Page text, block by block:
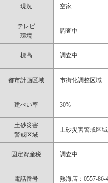
現況 空家
テレビ
環境
調査中
標高 調査中
都市計画区域 市街化調整区域
建ぺい率 30%
土砂災害
警戒区域
土砂災害警戒区
固定資産税 調査中
電話番号 熱海店：0557-86-